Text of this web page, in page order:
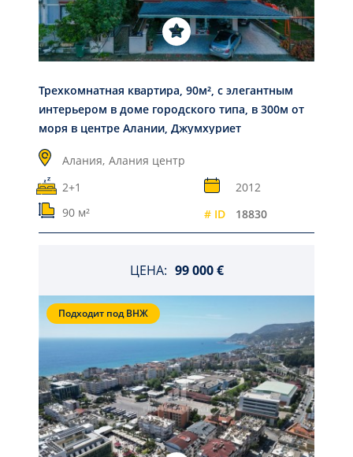
Трехкомнатная квартира, 90м², с элегантным
интерьером в доме городского типа, в 300м от
моря в центре Алании, Джумхуриет
Алания, Алания центр
2+1
2012
90 м²
# ID 18830
ЦЕНА: 99 000 €
Подходит под ВНЖ